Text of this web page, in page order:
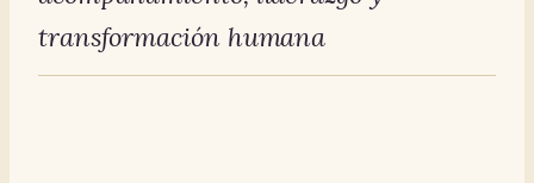
transformación humana